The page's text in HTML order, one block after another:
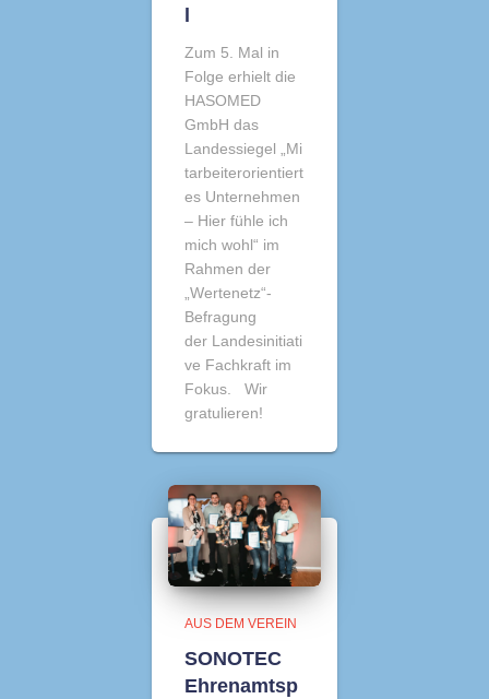
l
Zum 5. Mal in
Folge erhielt die
HASOMED
GmbH das
Landessiegel „Mi
tarbeiterorientiert
es Unternehmen
– Hier fühle ich
mich wohl“ im
Rahmen der
„Wertenetz“-
Befragung
der Landesinitiati
ve Fachkraft im
Fokus. Wir
gratulieren!
AUS DEM VEREIN
SONOTEC
Ehrenamtsp